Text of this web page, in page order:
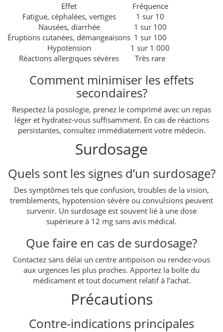
Effet
Fréquence
Fatigue, céphalées, vertiges
1 sur 10
Nausées, diarrhée
1 sur 100
Éruptions cutanées, démangeaisons 1 sur 100
Hypotension
1 sur 1 000
Réactions allergiques sévères
Très rare
Comment minimiser les effets
secondaires?
Respectez la posologie, prenez le comprimé avec un repas
léger et hydratez-vous suffisamment. En cas de réactions
persistantes, consultez immédiatement votre médecin.
Surdosage
Quels sont les signes d’un surdosage?
Des symptômes tels que confusion, troubles de la vision,
tremblements, hypotension sévère ou convulsions peuvent
survenir. Un surdosage est souvent lié à une dose
supérieure à 12 mg sans avis médical.
Que faire en cas de surdosage?
Contactez sans délai un centre antipoison ou rendez-vous
aux urgences les plus proches. Apportez la boîte du
médicament et tout document relatif à l’achat.
Précautions
Contre-indications principales